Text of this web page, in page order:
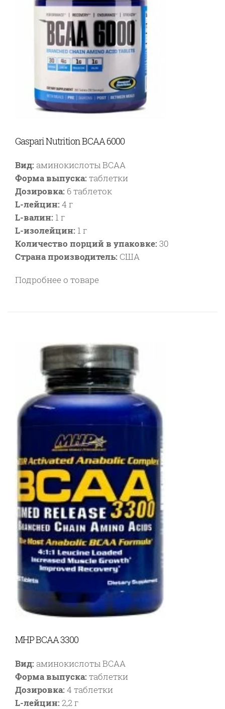
Gaspari Nutrition BCAA 6000
Вид: аминокислоты BCAA
Форма выпуска:таблетки
Дозировка: 6 таблеток
L-лейцин:4 г
L-валин: 1 г
L-изолейцин: 1 г
Количество порций в упаковке:30
Страна производитель: США
Подробнее о товаре
MHP BCAA 3300
Вид: аминокислоты BCAA
Форма выпуска:таблетки
Дозировка:4 таблетки
L-лейцин:2,2 г